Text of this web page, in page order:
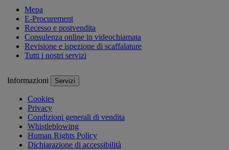
Mepa
E-Procurement
Recesso e postvendita
Consulenza online in videochiamata
Revisione e ispezione di scaffalature
Tutti i nostri servizi
Informazioni Servizi
Cookies
Privacy
Condizioni generali di vendita
Whistleblowing
Human Rights Policy
Dichiarazione di accessibilità